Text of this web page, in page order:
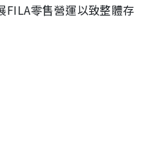
FILA零售營運以致整體存